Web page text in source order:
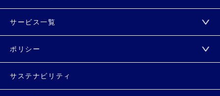
サービス一覧
ポリシー
サステナビリティ